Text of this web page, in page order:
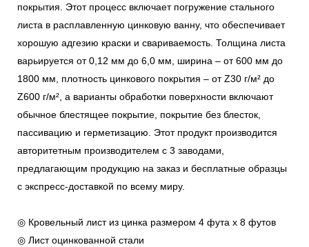
покрытия. Этот процесс включает погружение стального
листа в расплавленную цинковую ванну, что обеспечивает
хорошую адгезию краски и свариваемость. Толщина листа
варьируется от 0,12 мм до 6,0 мм, ширина – от 600 мм до
1800 мм, плотность цинкового покрытия – от Z30 г/м² до
Z600 г/м², а варианты обработки поверхности включают
обычное блестящее покрытие, покрытие без блесток,
пассивацию и герметизацию. Этот продукт производится
авторитетным производителем с 3 заводами,
предлагающим продукцию на заказ и бесплатные образцы
с экспресс-доставкой по всему миру.
◎ Кровельный лист из цинка размером 4 фута x 8 футов
◎ Лист оцинкованной стали